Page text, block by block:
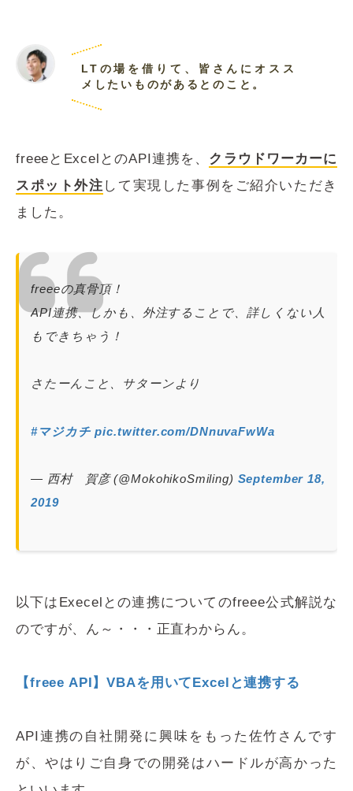
LTの場を借りて、皆さんにオスス
メしたいものがあるとのこと。
freeeとExcelとのAPI連携を、 クラウドワーカーに
スポット外注 して実現した事例をご紹介いただき
ました。
freeeの真骨頂！
API連携、しかも、外注することで、詳しくない人
もできちゃう！
さたーんこと、サターンより
#マジカチ pic.twitter.com/DNnuvaFwWa
— 西村 賀彦 (@MokohikoSmiling) September 18,
2019
以下はExecelとの連携についてのfreee公式解説な
のですが、ん～・・・正直わからん。
【freee API】VBAを用いてExcelと連携する
API連携の自社開発に興味をもった佐竹さんです
が、やはりご自身での開発はハードルが高かった